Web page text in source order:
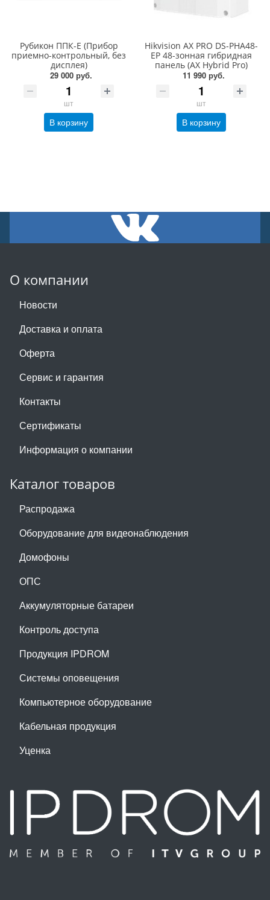
Рубикон ППК-Е (Прибор
приемно-контрольный, без
дисплея)
29 000 руб.
шт
В корзину
Hikvision AX PRO DS-PHA48-
EP 48-зонная гибридная
панель (AX Hybrid Pro)
11 990 руб.
шт
В корзину
О компании
Новости
Доставка и оплата
Оферта
Сервис и гарантия
Контакты
Сертификаты
Информация о компании
Каталог товаров
Распродажа
Оборудование для видеонаблюдения
Домофоны
ОПС
Аккумуляторные батареи
Контроль доступа
Продукция IPDROM
Системы оповещения
Компьютерное оборудование
Кабельная продукция
Уценка